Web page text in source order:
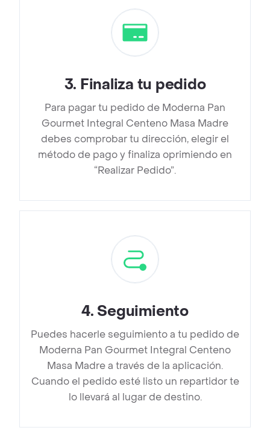
3. Finaliza tu pedido
Para pagar tu pedido de Moderna Pan
Gourmet Integral Centeno Masa Madre
debes comprobar tu dirección, elegir el
método de pago y finaliza oprimiendo en
“Realizar Pedido”.
4. Seguimiento
Puedes hacerle seguimiento a tu pedido de
Moderna Pan Gourmet Integral Centeno
Masa Madre a través de la aplicación.
Cuando el pedido esté listo un repartidor te
lo llevará al lugar de destino.